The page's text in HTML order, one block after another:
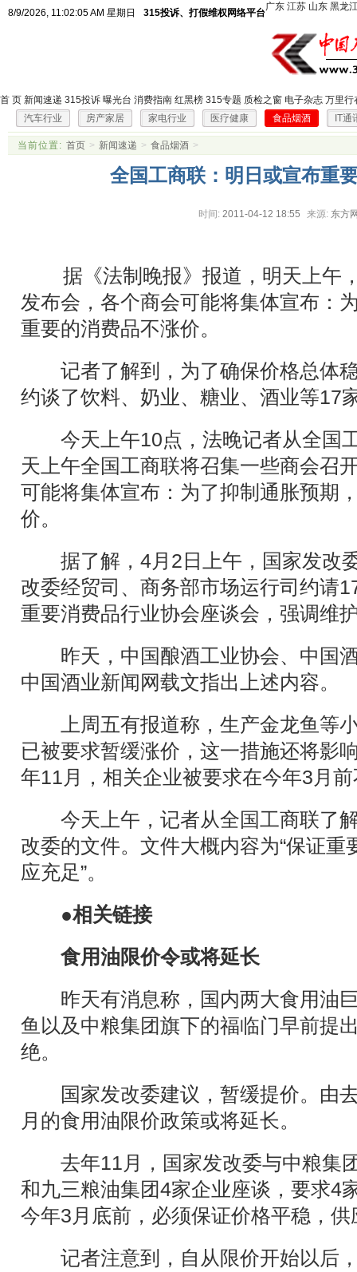
8/9/2026, 11:02:05 AM 星期日 315投诉、打假维权网络平台
广东 江苏 山东 黑龙
首 页 新闻速递 315投诉 曝光台 消费指南 红黑榜 315专题 质检之窗 电子杂志 万里行
汽车行业
房产家居 家电行业 医疗健康 食品烟酒 IT通
当前位置: 首页 > 新闻速递 > 食品烟酒 >
全国工商联：明日或宣布重
时间: 2011-04-12 18:55 来源: 东方
据《法制晚报》报道，明天上午
发布会，各个商会可能将集体宣布：
重要的消费品不涨价。
记者了解到，为了确保价格总体稳
约谈了饮料、奶业、糖业、酒业等17
今天上午10点，法晚记者从全国
天上午全国工商联将召集一些商会召
可能将集体宣布：为了抑制通胀预期
价。
据了解，4月2日上午，国家发改
改委经贸司、商务部市场运行司约请
重要消费品行业协会座谈会，强调维
昨天，中国酿酒工业协会、中国酒
中国酒业新闻网载文指出上述内容。
上周五有报道称，生产金龙鱼等小
已被要求暂缓涨价，这一措施还将影
年11月，相关企业被要求在今年3月
今天上午，记者从全国工商联了解
改委的文件。文件大概内容为“保证重
应充足”。
●相关链接
食用油限价令或将延长
昨天有消息称，国内两大食用油巨
鱼以及中粮集团旗下的福临门早前提
绝。
国家发改委建议，暂缓提价。由去
月的食用油限价政策或将延长。
去年11月，国家发改委与中粮集
和九三粮油集团4家企业座谈，要求4
今年3月底前，必须保证价格平稳，供
记者注意到，自从限价开始以后，